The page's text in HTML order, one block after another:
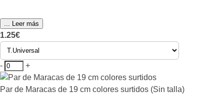
... Leer más
1.25€
- +
Par de Maracas de 19 cm colores surtidos (Sin talla)